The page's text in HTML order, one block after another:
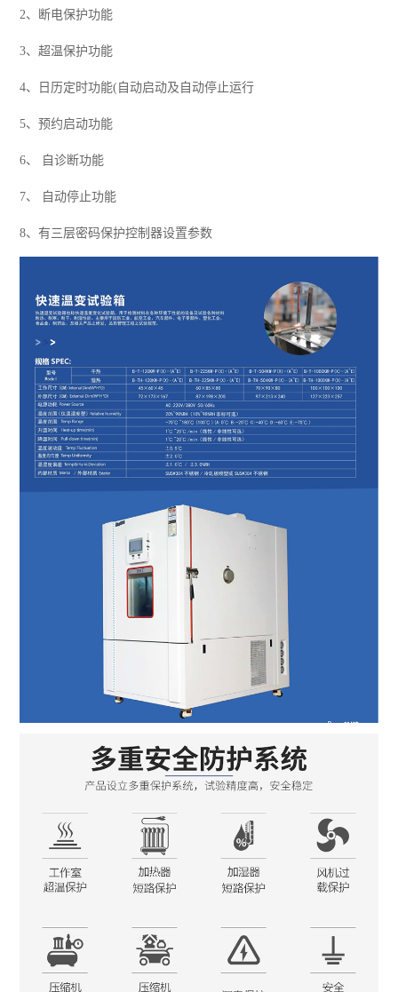
2、断电保护功能
3、超温保护功能
4、日历定时功能( 自动启动及自动停止运行
5、预约启动功能
6、 自诊断功能
7、 自动停止功能
8、有三层密码保护控制器设置参数